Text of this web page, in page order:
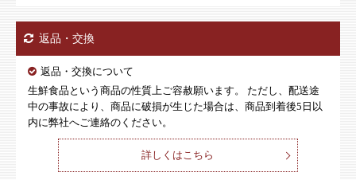
返品・交換
返品・交換について
生鮮食品という商品の性質上ご容赦願います。 ただし、配送途
中の事故により、商品に破損が生じた場合は、商品到着後5日以
内に弊社へご連絡のください。
詳しくはこちら